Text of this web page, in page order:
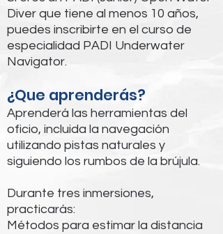
Diver que tiene al menos 10 años,
puedes inscribirte en el curso de
especialidad PADI Underwater
Navigator.
¿Que aprenderás?
Aprenderá las herramientas del
oficio, incluida la navegación
utilizando pistas naturales y
siguiendo los rumbos de la brújula.
Durante tres inmersiones,
practicarás:
Métodos para estimar la distancia